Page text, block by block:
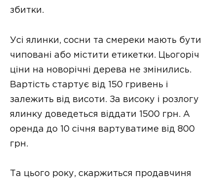
збитки.
Усі ялинки, сосни та смереки мають бути
чиповані або містити етикетки. Цьогоріч
ціни на новорічні дерева не змінились.
Вартість стартує від 150 гривень і
залежить від висоти. За високу і розлогу
ялинку доведеться віддати 1500 грн. А
оренда до 10 січня вартуватиме від 800
грн.
Та цього року, скаржиться продавчиня